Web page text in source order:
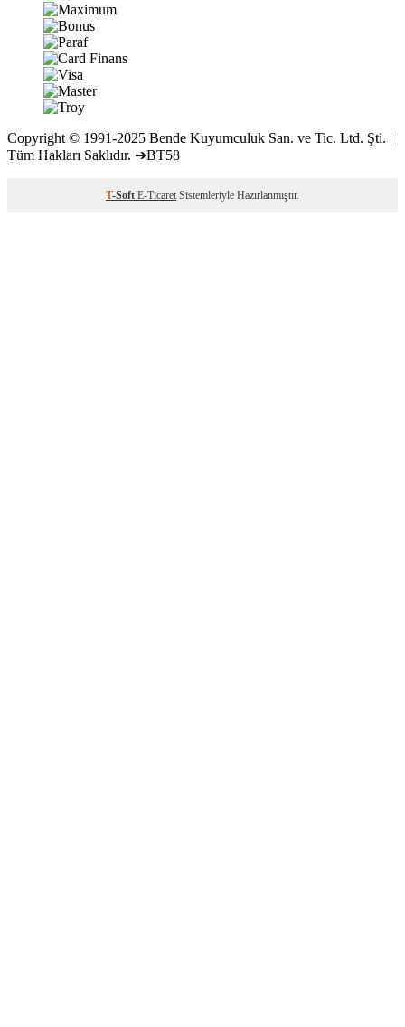
Copyright © 1991-2025 Bende Kuyumculuk San. ve Tic. Ltd. Şti. |
Tüm Hakları Saklıdır. ➔BT58
T-Soft E-Ticaret Sistemleriyle Hazırlanmıştır.